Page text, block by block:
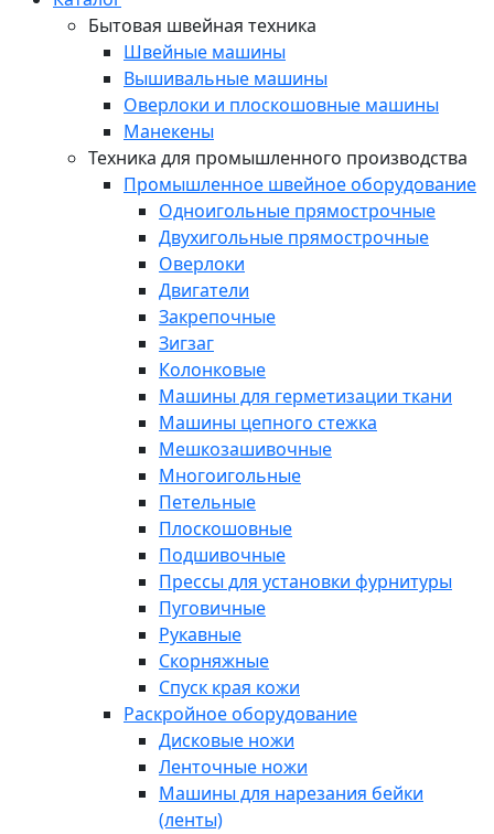
Бытовая швейная техника
Швейные машины
Вышивальные машины
Оверлоки и плоскошовные машины
Манекены
Техника для промышленного производства
Промышленное швейное оборудование
Одноигольные прямострочные
Двухигольные прямострочные
Оверлоки
Двигатели
Закрепочные
Зигзаг
Колонковые
Машины для герметизации ткани
Машины цепного стежка
Мешкозашивочные
Многоигольные
Петельные
Плоскошовные
Подшивочные
Прессы для установки фурнитуры
Пуговичные
Рукавные
Скорняжные
Спуск края кожи
Раскройное оборудование
Дисковые ножи
Ленточные ножи
Машины для нарезания бейки
(ленты)